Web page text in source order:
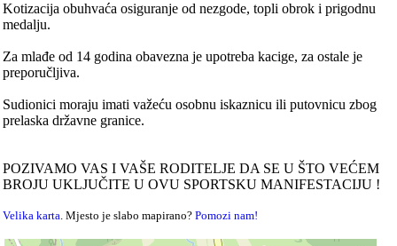
Kotizacija obuhvaća osiguranje od nezgode, topli obrok i prigodnu
medalju.
Za mlađe od 14 godina obavezna je upotreba kacige, za ostale je
preporučljiva.
Sudionici moraju imati važeću osobnu iskaznicu ili putovnicu zbog
prelaska državne granice.
POZIVAMO VAS I VAŠE RODITELJE DA SE U ŠTO VEĆEM
BROJU UKLJUČITE U OVU SPORTSKU MANIFESTACIJU !
Velika karta. Mjesto je slabo mapirano?Pomozi nam!